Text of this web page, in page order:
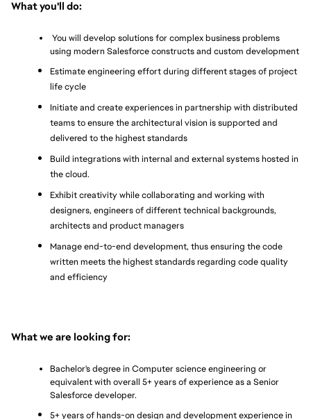
What you'll do:
You will develop solutions for complex business problems
using modern Salesforce constructs and custom development
Estimate engineering effort during different stages of project
life cycle
Initiate and create experiences in partnership with distributed
teams to ensure the architectural vision is supported and
delivered to the highest standards
Build integrations with internal and external systems hosted in
the cloud.
Exhibit creativity while collaborating and working with
designers, engineers of different technical backgrounds,
architects and product managers
Manage end-to-end development, thus ensuring the code
written meets the highest standards regarding code quality
and efficiency
What we are looking for:
Bachelor's degree in Computer science engineering or
equivalent with overall 5+ years of experience as a Senior
Salesforce developer.
5+ years of hands-on design and development experience in